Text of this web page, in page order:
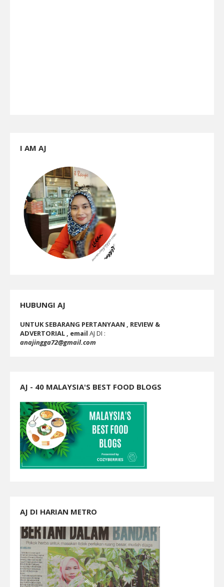
I AM AJ
HUBUNGI AJ
UNTUK SEBARANG PERTANYAAN , REVIEW &
ADVERTORIAL , email AJ DI :
anajingga72@gmail.com
AJ - 40 MALAYSIA'S BEST FOOD BLOGS
AJ DI HARIAN METRO